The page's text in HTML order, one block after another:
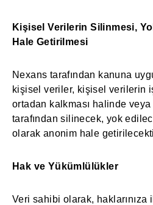
Kişisel Verilerin Silinmesi,
Hale Getirilmesi
Nexans tarafından kanuna
kişisel veriler, kişisel verilerin
ortadan kalkması halinde
tarafından silinecek, yok
olarak anonim hale
Hak ve Yükümlülükler
Veri sahibi olarak,